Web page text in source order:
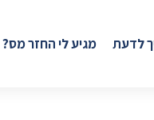
לדעת מגיע לי החזר מס?